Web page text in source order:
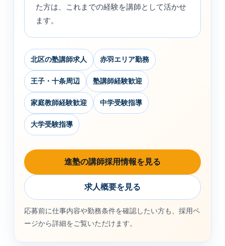
た方は、これまでの経験を講師として活かせ
ます。
北区の塾講師求人 赤羽エリア勤務
王子・十条周辺 塾講師経験歓迎
家庭教師経験歓迎 中学受験指導
大学受験指導
進塾の講師採用情報を見る
求人概要を見る
応募前に仕事内容や勤務条件を確認したい方も、採用ペ
ージから詳細をご覧いただけます。